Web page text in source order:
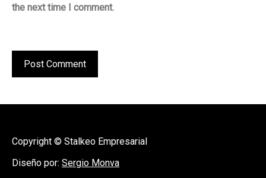
the next time I comment.
Copyright © Stalkeo Empresarial
Diseño por: Sergio Monva